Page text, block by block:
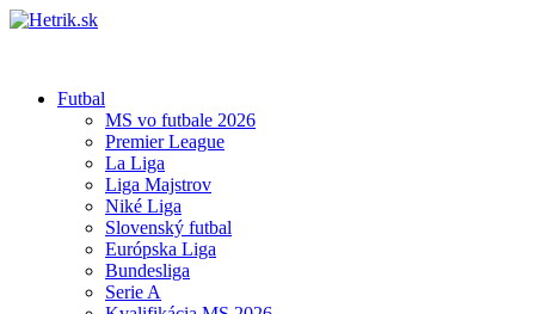
Futbal
MS vo futbale 2026
Premier League
La Liga
Liga Majstrov
Niké Liga
Slovenský futbal
Európska Liga
Bundesliga
Serie A